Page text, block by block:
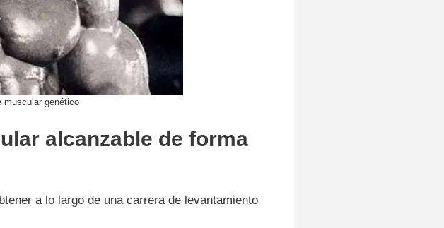
muscular genético
alcanzable de forma
a lo largo de una carrera de levantamiento